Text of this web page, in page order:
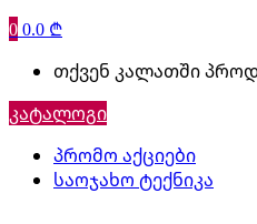
00.0 ₾
თქვენ კალათში
კატალოგი
პრომო აქციები
საოჯახო ტექნიკა